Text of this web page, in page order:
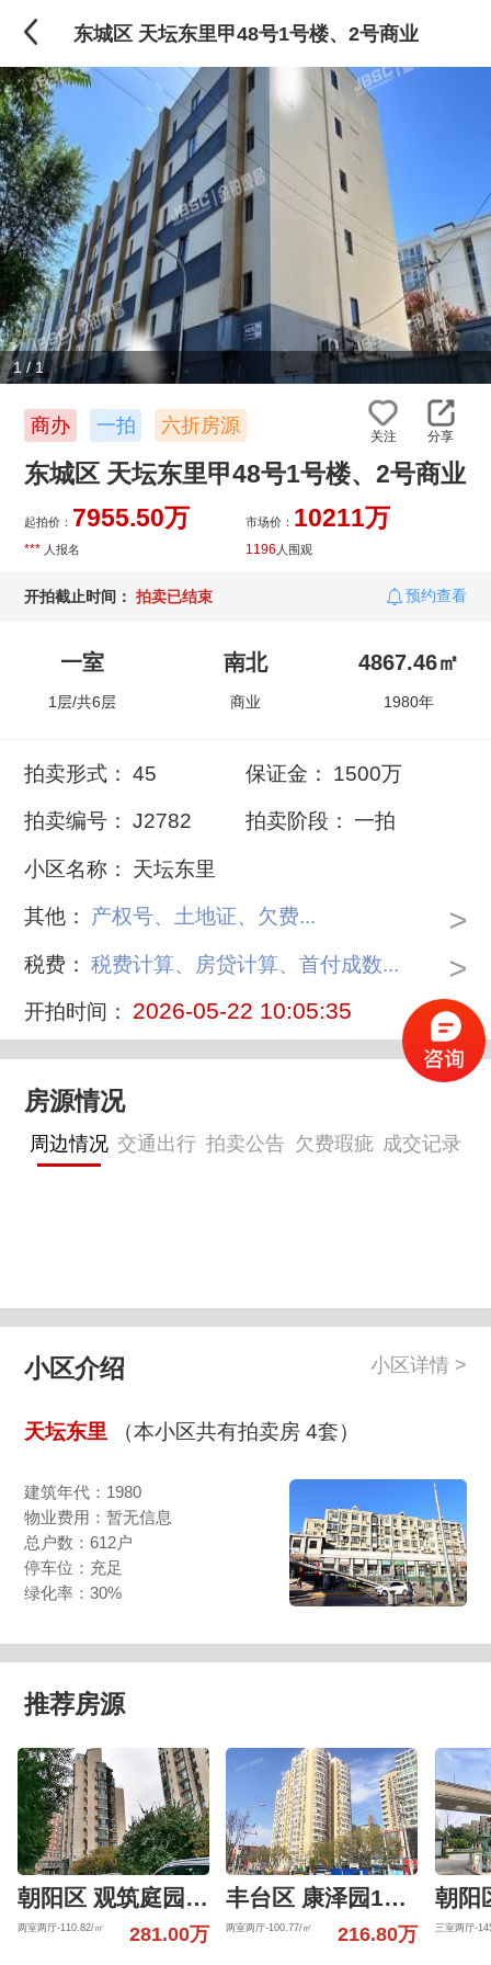
东城区 天坛东里甲48号1号楼、2号商业
1 /1
商办 一拍 六折房源 关注 分享
东城区 天坛东里甲48号1号楼、2号商业
起拍价： 7955.50万 市场价： 10211万
*** 人报名 1196 人围观
开拍截止时间： 拍卖已结束 预约查看
一室
1层/共6层
南北
商业
4867.46㎡
1980年
拍卖形式： 45 保证金： 1500万
拍卖编号： J2782 拍卖阶段： 一拍
小区名称： 天坛东里
其他： 产权号、土地证、欠费... >
税费： 税费计算、房贷计算、首付成数... >
开拍时间： 2026-05-22 10:05:35
房源情况
周边情况 交通出行 拍卖公告 欠费瑕疵 成交记录
小区介绍 小区详情 >
天坛东里 （本小区共有拍卖房 4套）
建筑年代：1980
物业费用：暂无信息
总户数：612户
停车位：充足
绿化率：30%
推荐房源
朝阳区 观筑庭园601号楼6层6-01-6-B
两室两厅-110.82/㎡ 281.00万
丰台区 康泽园15号楼4层405（康泽园）
两室两厅-100.77/㎡ 216.80万 三室两厅-